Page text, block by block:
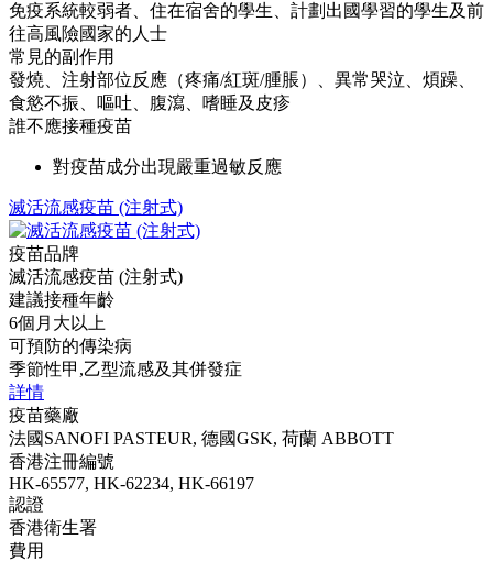
免疫系統較弱者、住在宿舍的學生、計劃出國學習的學生及前
往高風險國家的人士
常見的副作用
發燒、注射部位反應（疼痛/紅斑/腫脹）、異常哭泣、煩躁、
食慾不振、嘔吐、腹瀉、嗜睡及皮疹
誰不應接種疫苗
對疫苗成分出現嚴重過敏反應
滅活流感疫苗 (注射式)
疫苗品牌
滅活流感疫苗 (注射式)
建議接種年齡
6個月大以上
可預防的傳染病
季節性甲,乙型流感及其併發症
詳情
疫苗藥廠
法國SANOFI PASTEUR, 德國GSK, 荷蘭 ABBOTT
香港注冊編號
HK-65577, HK-62234, HK-66197
認證
香港衛生署
費用